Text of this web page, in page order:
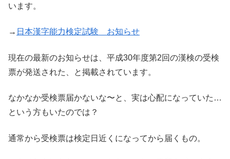
います。
→ 日本漢字能力検定試験 お知らせ
現在の最新のお知らせは、平成30年度第2回の漢検の受検
票が発送された、と掲載されています。
なかなか受検票届かないな〜と、実は心配になっていた…
という方もいたのでは？
通常から受検票は検定日近くになってから届くもの。